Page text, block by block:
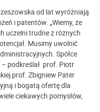
od lat wyróżniają
i patentów. „Wiemy, że
uczelni trudne z różnych
Musimy uwolnić
Spółce
– podkreślał prof. Piotr
prof. Zbigniew Pater
i bogatą ofertę dla
ciekawych pomysłów,